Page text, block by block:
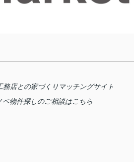
務店との家づくりマッチングサイト
ベ物件探しのご相談はこちら